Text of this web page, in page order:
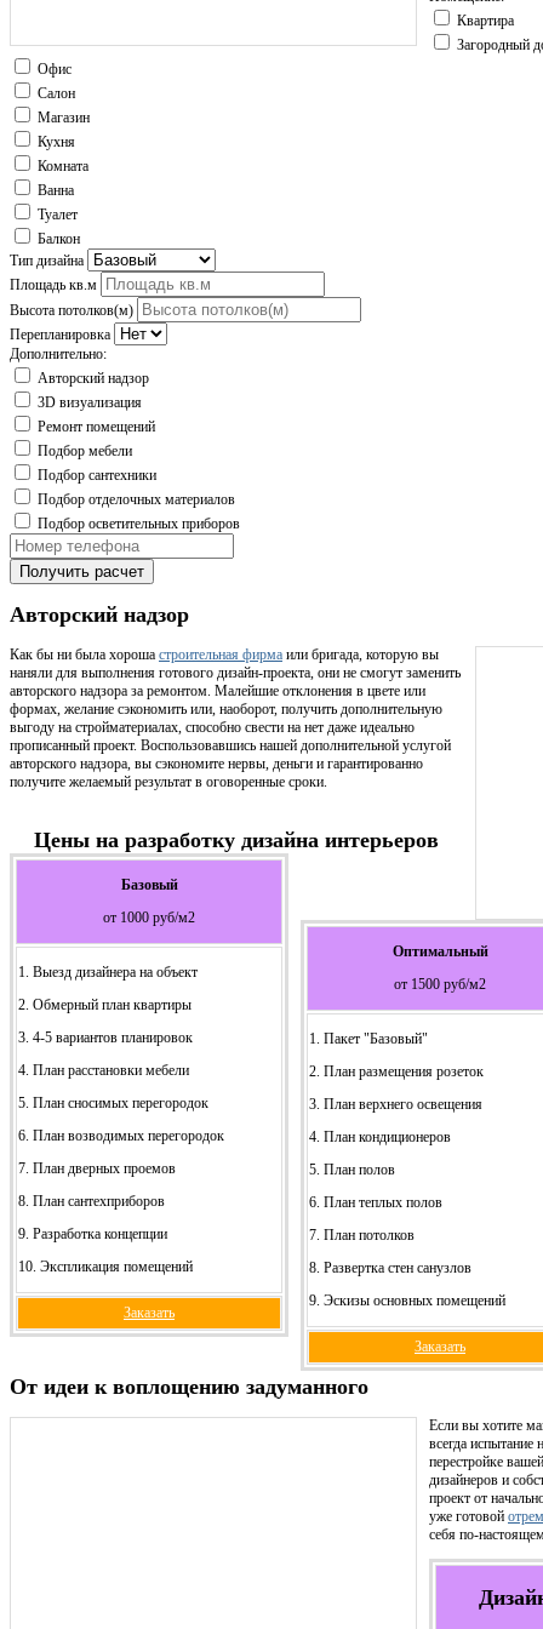
Квартира
Загородный
Офис
Салон
Магазин
Кухня
Комната
Ванна
Туалет
Балкон
Тип дизайна
Площадь кв.м
Высота потолков(м)
Перепланировка
Дополнительно:
Авторский надзор
3D визуализация
Ремонт помещений
Подбор мебели
Подбор сантехники
Подбор отделочных материалов
Подбор осветительных приборов
Получить расчет
Авторский надзор
Как бы ни была хороша строительная фирма или бригада, которую вы
наняли для выполнения готового дизайн-проекта, они не смогут заменить
авторского надзора за ремонтом. Малейшие отклонения в цвете или
формах, желание сэкономить или, наоборот, получить дополнительную
выгоду на стройматериалах, способно свести на нет даже идеально
прописанный проект. Воспользовавшись нашей дополнительной услугой
авторского надзора, вы сэкономите нервы, деньги и гарантированно
получите желаемый результат в оговоренные сроки.
Цены на разработку дизайна интерьеров
Базовый
от 1000 руб/м2
1. Выезд дизайнера на объект
2. Обмерный план квартиры
3. 4-5 вариантов планировок
4. План расстановки мебели
5. План сносимых перегородок
6. План возводимых перегородок
7. План дверных проемов
8. План сантехприборов
9. Разработка концепции
10. Экспликация помещений
Заказать
Оптимальный
от 1500 руб/м2
1. Пакет "Базовый"
2. План размещения розеток
3. План верхнего освещения
4. План кондиционеров
5. План полов
6. План теплых полов
7. План потолков
8. Развертка стен санузлов
9. Эскизы основных помещений
Заказать
От идеи к воплощению задуманного
Если вы хотите
всегда испытание
перестройке
дизайнеров и
проект от
уже готовой
себя по-